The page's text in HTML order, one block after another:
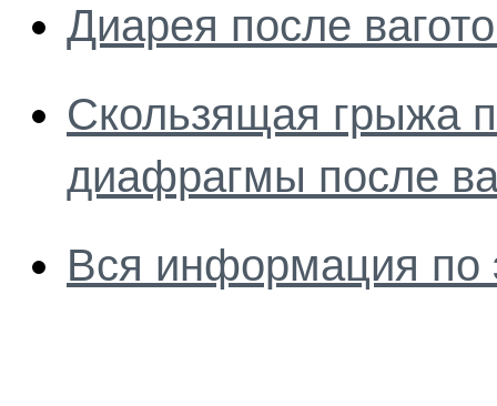
Диарея после
Скользящая грыжа
диафрагмы после
Вся информация по